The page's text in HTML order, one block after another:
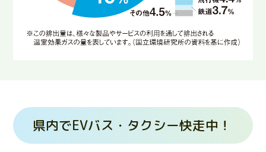
県内でEVバス・タクシー快走中！